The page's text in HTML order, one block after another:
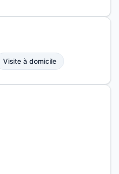
Visite à domicile